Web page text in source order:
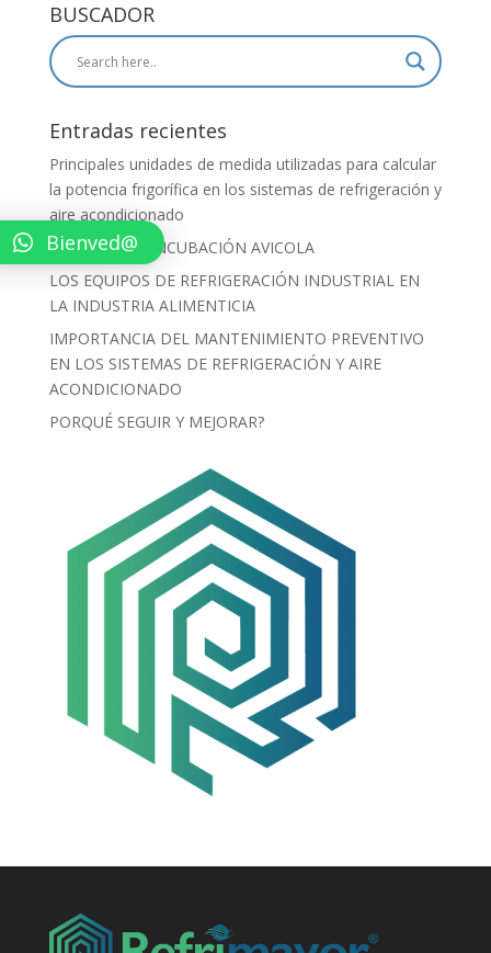
BUSCADOR
Entradas recientes
Principales unidades de medida utilizadas para calcular
la potencia frigorífica en los sistemas de refrigeración y
aire acondicionado
PROCESO DE INCUBACIÓN AVICOLA
LOS EQUIPOS DE REFRIGERACIÓN INDUSTRIAL EN
LA INDUSTRIA ALIMENTICIA
IMPORTANCIA DEL MANTENIMIENTO PREVENTIVO
EN LOS SISTEMAS DE REFRIGERACIÓN Y AIRE
ACONDICIONADO
PORQUÉ SEGUIR Y MEJORAR?
Bienved@